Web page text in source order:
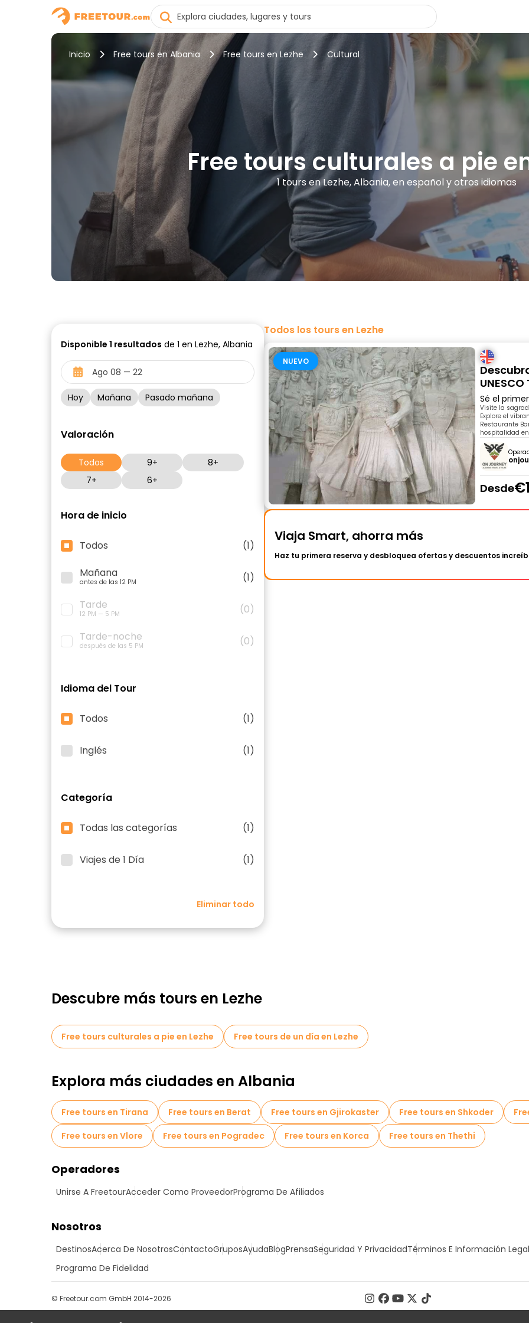
Inicio Free tours en Albania Free tours en Lezhe Cultural
Free tours culturales a pie
1 tours en Lezhe, Albania, en español y otros idiomas
Disponible 1 resultados de 1 en Lezhe, Albania
Hoy Mañana Pasado mañana
Valoración
Todos 9+
8+
7+
6+
Hora de inicio
Todos
(1)
Mañana
antes de las 12 PM
(1)
Tarde
12 PM — 5 PM
(0)
Tarde-noche
después de las 5 PM (0)
Idioma del Tour
Todos (1)
Inglés (1)
Categoría
Todas las categorías (1)
Viajes de 1 Día (1)
Eliminar todo
Todos los tours en Lezhe
NUEVO
Sé el
Visite la
Explore el
Restaurante
hospitalidad
Desde
Viaja Smart, ahorra más
Haz tu primera reserva y desbloquea ofertas y descuentos
Descubre más tours en Lezhe
Free tours culturales a pie en Lezhe Free tours de un día en Lezhe
Explora más ciudades en Albania
Free tours en Tirana Free tours en Berat Free tours en Gjirokaster Free tours en Shkoder
Free tours en Vlore
Free tours en Pogradec Free tours en Korca Free tours en Thethi
Operadores
Unirse A FreetourAcceder Como ProveedorPrograma De Afiliados
Nosotros
DestinosAcerca De NosotrosContactoGruposAyudaBlogPrensaSeguridad Y PrivacidadTérminos E Información Legal
Programa De Fidelidad
© Freetour.com GmbH 2014-2026